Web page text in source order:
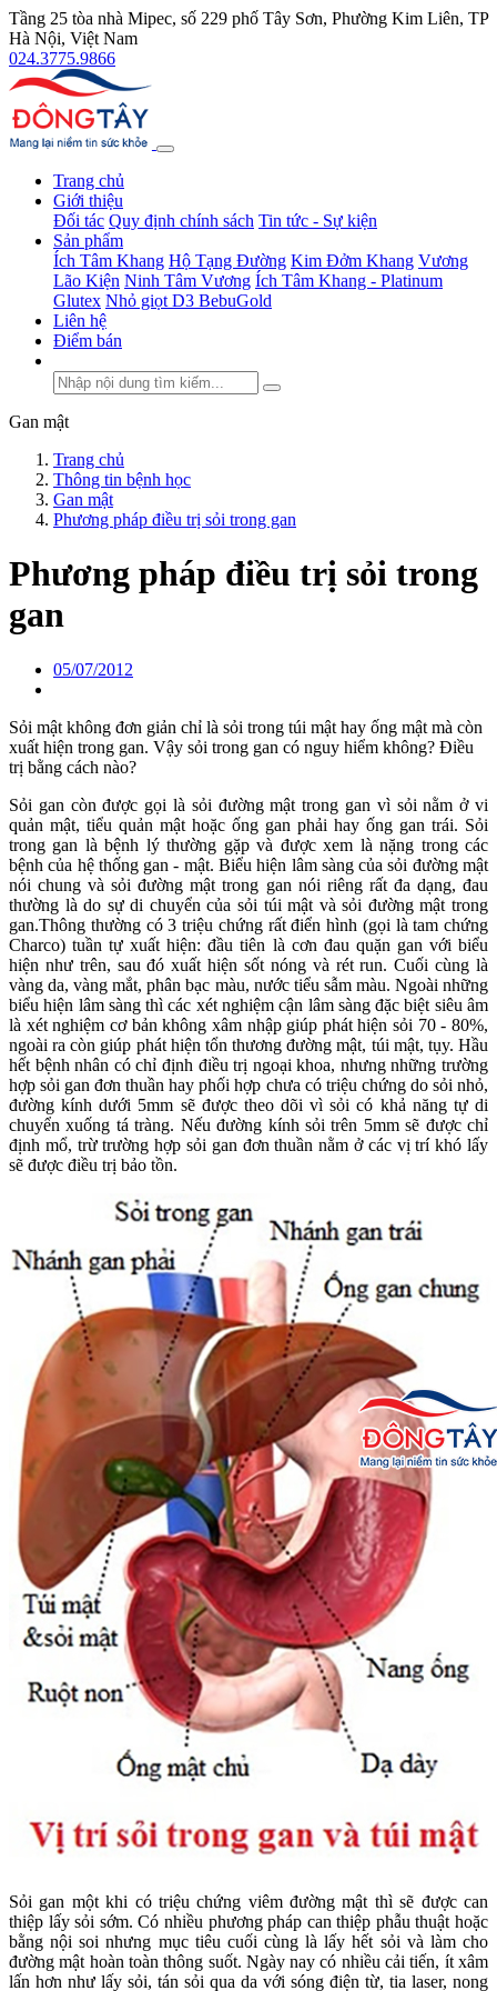
Tầng 25 tòa nhà Mipec, số 229 phố Tây Sơn, Phường Kim Liên, TP
Hà Nội, Việt Nam
024.3775.9866
Trang chủ
Giới thiệu
Đối tác Quy định chính sách Tin tức - Sự kiện
Sản phẩm
Ích Tâm Khang Hộ Tạng Đường Kim Đởm Khang Vương
Lão Kiện Ninh Tâm Vương Ích Tâm Khang - Platinum
Glutex Nhỏ giọt D3 BebuGold
Liên hệ
Điểm bán
Gan mật
Trang chủ
Thông tin bệnh học
Gan mật
Phương pháp điều trị sỏi trong gan
Phương pháp điều trị sỏi trong
gan
05/07/2012
Sỏi mật không đơn giản chỉ là sỏi trong túi mật hay ống mật mà còn
xuất hiện trong gan. Vậy sỏi trong gan có nguy hiểm không? Điều
trị bằng cách nào?
Sỏi gan còn được gọi là sỏi đường mật trong gan vì sỏi nằm ở vi
quản mật, tiểu quản mật hoặc ống gan phải hay ống gan trái. Sỏi
trong gan là bệnh lý thường gặp và được xem là nặng trong các
bệnh của hệ thống gan - mật. Biểu hiện lâm sàng của sỏi đường mật
nói chung và sỏi đường mật trong gan nói riêng rất đa dạng, đau
thường là do sự di chuyển của sỏi túi mật và sỏi đường mật trong
gan.Thông thường có 3 triệu chứng rất điển hình (gọi là tam chứng
Charco) tuần tự xuất hiện: đầu tiên là cơn đau quặn gan với biểu
hiện như trên, sau đó xuất hiện sốt nóng và rét run. Cuối cùng là
vàng da, vàng mắt, phân bạc màu, nước tiểu sẫm màu. Ngoài những
biểu hiện lâm sàng thì các xét nghiệm cận lâm sàng đặc biệt siêu âm
là xét nghiệm cơ bản không xâm nhập giúp phát hiện sỏi 70 - 80%,
ngoài ra còn giúp phát hiện tổn thương đường mật, túi mật, tụy. Hầu
hết bệnh nhân có chỉ định điều trị ngoại khoa, nhưng những trường
hợp sỏi gan đơn thuần hay phối hợp chưa có triệu chứng do sỏi nhỏ,
đường kính dưới 5mm sẽ được theo dõi vì sỏi có khả năng tự di
chuyển xuống tá tràng. Nếu đường kính sỏi trên 5mm sẽ được chỉ
định mổ, trừ trường hợp sỏi gan đơn thuần nằm ở các vị trí khó lấy
sẽ được điều trị bảo tồn.
Sỏi gan một khi có triệu chứng viêm đường mật thì sẽ được can
thiệp lấy sỏi sớm. Có nhiều phương pháp can thiệp phẫu thuật hoặc
bằng nội soi nhưng mục tiêu cuối cùng là lấy hết sỏi và làm cho
đường mật hoàn toàn thông suốt. Ngày nay có nhiều cải tiến, ít xâm
lấn hơn như lấy sỏi, tán sỏi qua da với sóng điện từ, tia laser, nong